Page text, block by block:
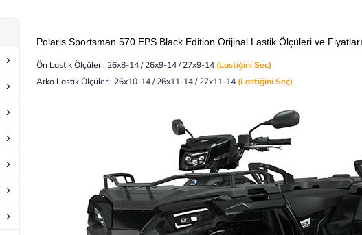
Polaris Sportsman 570 EPS Black Edition Orijinal Lastik Ölçüleri ve
Ön Lastik Ölçüleri: 26x8-14 / 26x9-14 / 27x9-14 (Lastiğini Seç)
Arka Lastik Ölçüleri: 26x10-14 / 26x11-14 / 27x11-14 (Lastiğini Seç)